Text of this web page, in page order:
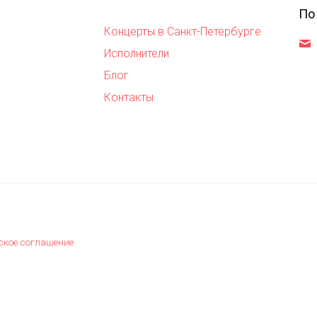
Концерты в Санкт-Петербурге
Исполнители
Блог
Контакты
соглашение